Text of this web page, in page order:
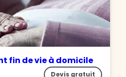
fin de vie à domicile
Devis gratuit